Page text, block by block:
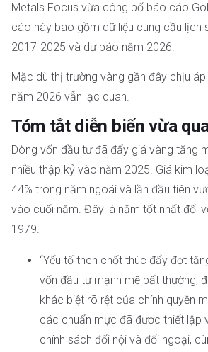
Metals Focus vừa công bố báo cáo
cáo này bao gồm dữ liệu cung cầu lịch
2017-2025 và dự báo năm 2026.
Mặc dù thị trường vàng gần đây chịu
năm 2026 vẫn lạc quan.
Tóm tắt diễn biến vừa
Dòng vốn đầu tư đã đẩy giá vàng tăng
nhiều thập kỷ vào năm 2025. Giá kim
44% trong năm ngoái và lần đầu tiên
vào cuối năm. Đây là năm tốt nhất đối
1979.
“Yếu tố then chốt thúc đẩy đợt
vốn đầu tư mạnh mẽ bất thường,
khác biệt rõ rệt của chính quyền
các chuẩn mực đã được thiết lập
chính sách đối nội và đối ngoại,